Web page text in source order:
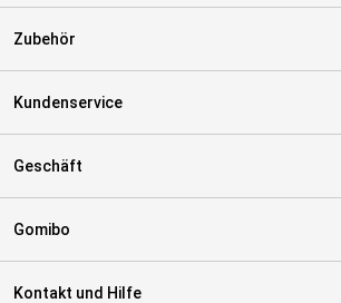
Zubehör
Kundenservice
Geschäft
Gomibo
Kontakt und Hilfe